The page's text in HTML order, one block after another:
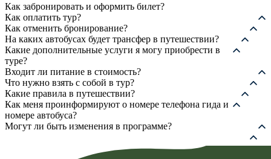
Как забронировать и оформить билет?
Как оплатить тур?
Как отменить бронирование?
На каких автобусах будет трансфер в путешествии?
Какие дополнительные услуги я могу приобрести в
туре?
Входит ли питание в стоимость?
Что нужно взять с собой в тур?
Какие правила в путешествии?
Как меня проинформируют о номере телефона гида и
номере автобуса?
Могут ли быть изменения в программе?